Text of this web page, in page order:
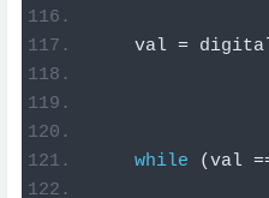
    val
=
while (val